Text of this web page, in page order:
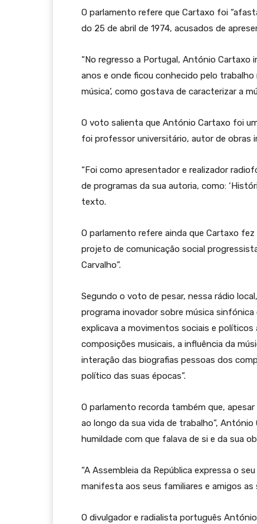
O parlamento refere que Cartaxo foi
do 25 de abril de 1974, acusados de
“No regresso a Portugal, António Cartaxo
anos e onde ficou conhecido pelo
música’, como gostava de caracterizar a
O voto salienta que António Cartaxo foi
foi professor universitário, autor de obras
“Foi como apresentador e realizador
de programas da sua autoria, como:
texto.
O parlamento refere ainda que Cartaxo
projeto de comunicação social
Carvalho”.
Segundo o voto de pesar, nessa rádio
programa inovador sobre música
explicava a movimentos sociais e políticos
composições musicais, a influência da
interação das biografias pessoas dos
político das suas épocas”.
O parlamento recorda também que,
ao longo da sua vida de trabalho”,
humildade com que falava de si e da sua
“A Assembleia da República expressa o
manifesta aos seus familiares e amigos
O divulgador e radialista português